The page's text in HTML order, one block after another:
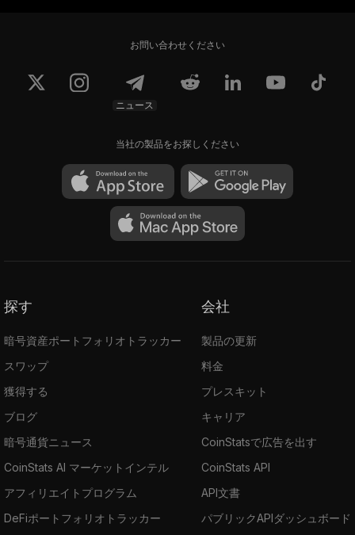
お問い合わせください
ニュース
当社の製品をお探しください
探す
暗号資産ポートフォリオトラッカー
スワップ
獲得する
ブログ
暗号通貨ニュース
CoinStats AI マーケットインテル
アフィリエイトプログラム
DeFiポートフォリオトラッカー
会社
製品の更新
料金
プレスキット
キャリア
CoinStatsで広告を出す
CoinStats API
API文書
パブリックAPIダッシュボード